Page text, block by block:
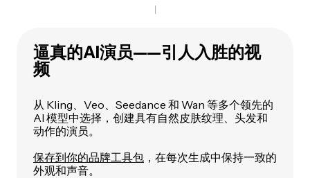
逼真的AI演员——引人入胜的视
频
从 Kling、Veo、Seedance 和 Wan 等多个领先的
AI 模型中选择，创建具有自然皮肤纹理、头发和
动作的演员。
保存到你的品牌工具包 ，在每次生成中保持一致的
外观和声音。